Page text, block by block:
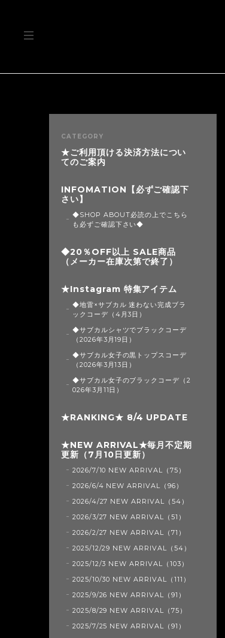
CATEGORY
★ご利用頂ける決済方法につい
てのご案内
INFOMATION【必ずご確認下
さい】
◆SHOP ABOUT必読の上でこちら
も必ずご確認下さい◆
◆20％OFF以上 SALE商品
（メーカー在庫次第で終了）
★Instagram 特集アイテム
◆地雷×サブカル 迷わない完成ブラ
ックコーデ（4月3日）
◆サブカルシャツでブラックコーデ
（2026年3月19日）
◆サブカル女子の黒トップスコーデ
（2026年3月13日）
◆サブカル女子のブラックコーデ（2
026年3月11日）
★RANKING★ 8/4 UPDATE
★NEW ARRIVAL★毎月不定期
更新（7月10日更新）
2026/7/10 NEW ARRIVAL（75）
2026/6/4 NEW ARRIVAL（96）
2026/4/27 NEW ARRIVAL（54）
2026/3/27 NEW ARRIVAL（51）
2026/2/27 NEW ARRIVAL（71）
2025/12/29 NEW ARRIVAL（54）
2025/12/3 NEW ARRIVAL（103）
2025/10/30 NEW ARRIVAL（111）
2025/9/26 NEW ARRIVAL（91）
2025/8/29 NEW ARRIVAL（75）
2025/7/25 NEW ARRIVAL（91）